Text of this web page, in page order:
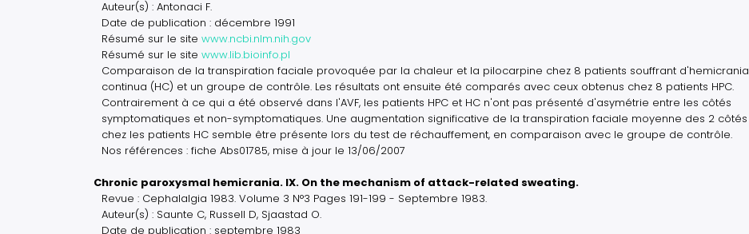
Auteur(s) : Antonaci F.
Date de publication : décembre 1991
Résumé sur le site www.ncbi.nlm.nih.gov
Résumé sur le site www.lib.bioinfo.pl
Comparaison de la transpiration faciale provoquée par la chaleur et la pilocarpine chez 8 patients souffrant d'hemicrania
continua (HC) et un groupe de contrôle. Les résultats ont ensuite été comparés avec ceux obtenus chez 8 patients HPC.
Contrairement à ce qui a été observé dans l'AVF, les patients HPC et HC n'ont pas présenté d'asymétrie entre les côtés
symptomatiques et non-symptomatiques. Une augmentation significative de la transpiration faciale moyenne des 2 côtés
chez les patients HC semble être présente lors du test de réchauffement, en comparaison avec le groupe de contrôle.
Nos références : fiche Abs01785, mise à jour le 13/06/2007
Chronic paroxysmal hemicrania. IX. On the mechanism of attack-related sweating.
Revue : Cephalalgia 1983. Volume 3 N°3 Pages 191-199 - Septembre 1983.
Auteur(s) : Saunte C, Russell D, Sjaastad O.
Date de publication : septembre 1983